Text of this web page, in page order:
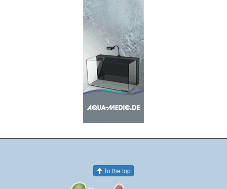
To the top